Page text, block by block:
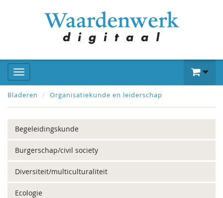
Bladeren Organisatiekunde en leiderschap
Begeleidingskunde
Burgerschap/civil society
Diversiteit/multiculturaliteit
Ecologie